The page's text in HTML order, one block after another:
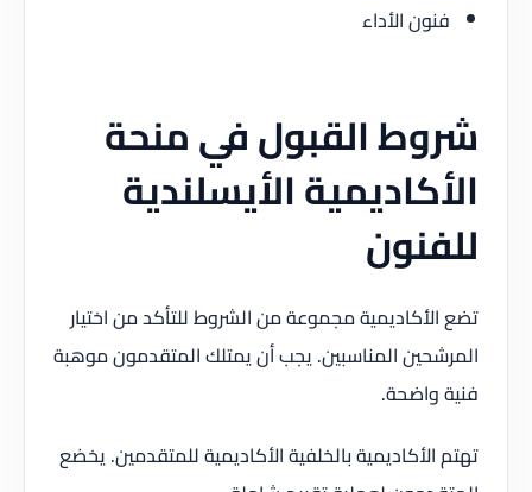
فنون الأداء
شروط القبول في منحة
الأكاديمية الأيسلندية
للفنون
تضع الأكاديمية مجموعة من الشروط للتأكد من اختيار
المرشحين المناسبين. يجب أن يمتلك المتقدمون موهبة
فنية واضحة.
تهتم الأكاديمية بالخلفية الأكاديمية للمتقدمين. يخضع